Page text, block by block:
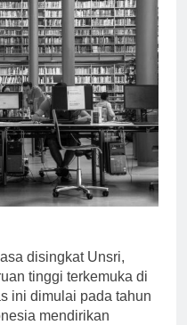
disingkat Unsri,
tinggi terkemuka di
ini dimulai pada tahun
mendirikan